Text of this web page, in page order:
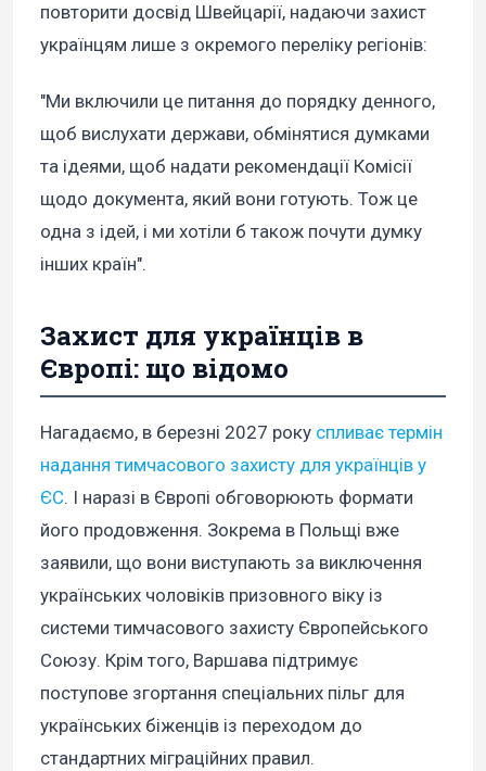
повторити досвід Швейцарії, надаючи захист
українцям лише з окремого переліку регіонів:
"Ми включили це питання до порядку денного,
щоб вислухати держави, обмінятися думками
та ідеями, щоб надати рекомендації Комісії
щодо документа, який вони готують. Тож це
одна з ідей, і ми хотіли б також почути думку
інших країн".
Захист для українців в
Європі: що відомо
Нагадаємо, в березні 2027 року спливає термін
надання тимчасового захисту для українців у
ЄС. І наразі в Європі обговорюють формати
його продовження. Зокрема в Польщі вже
заявили, що вони виступають за виключення
українських чоловіків призовного віку із
системи тимчасового захисту Європейського
Союзу. Крім того, Варшава підтримує
поступове згортання спеціальних пільг для
українських біженців із переходом до
стандартних міграційних правил.